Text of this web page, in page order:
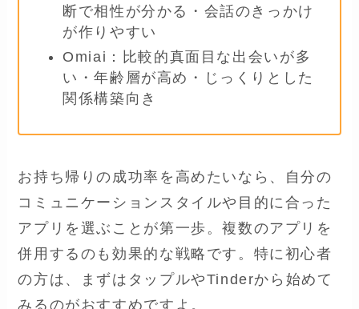
断で相性が分かる・会話のきっかけ
が作りやすい
Omiai：比較的真面目な出会いが多
い・年齢層が高め・じっくりとした
関係構築向き
お持ち帰りの成功率を高めたいなら、自分の
コミュニケーションスタイルや目的に合った
アプリを選ぶことが第一歩。複数のアプリを
併用するのも効果的な戦略です。特に初心者
の方は、まずはタップルやTinderから始めて
みるのがおすすめですよ。